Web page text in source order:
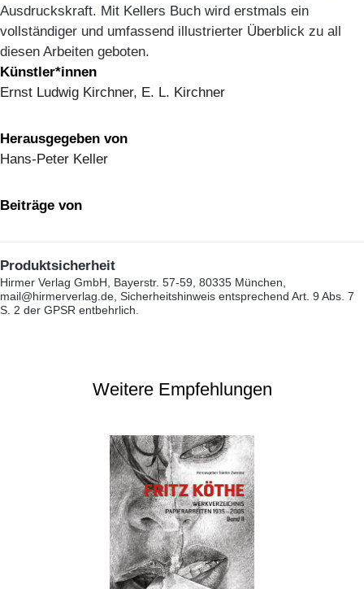
Ausdruckskraft. Mit Kellers Buch wird erstmals ein
vollständiger und umfassend illustrierter Überblick zu all
diesen Arbeiten geboten.
Künstler*innen
Ernst Ludwig Kirchner, E. L. Kirchner
Herausgegeben von
Hans-Peter Keller
Beiträge von
Produktsicherheit
Hirmer Verlag GmbH, Bayerstr. 57-59, 80335 München,
mail@hirmerverlag.de, Sicherheitshinweis entsprechend Art. 9 Abs. 7
S. 2 der GPSR entbehrlich.
Weitere Empfehlungen